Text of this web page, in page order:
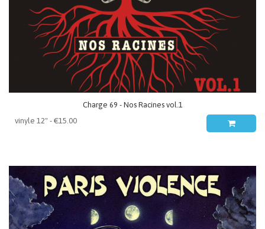
Charge 69 - Nos Racines vol.1